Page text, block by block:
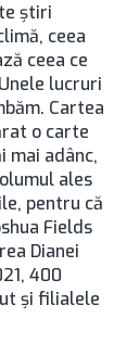
ştiri
ceea
ceea ce
lucruri
Cartea
o carte
mai adânc,
ales
pentru că
Fields
Dianei
400
şi filialele